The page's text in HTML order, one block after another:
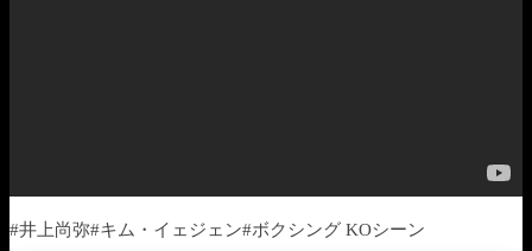
#井上尚弥#キム・イェジェン#ボクシング KOシーン